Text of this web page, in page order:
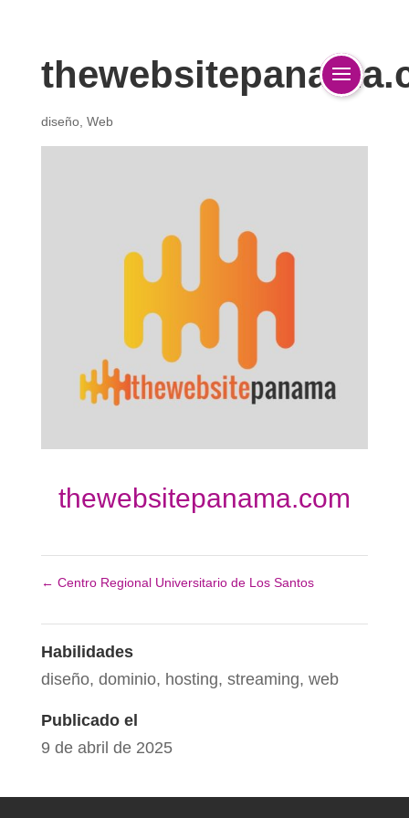
diseño, Web
thewebsitepanama.com
← Centro Regional Universitario de Los Santos
Habilidades
diseño, dominio, hosting, streaming, web
Publicado el
9 de abril de 2025